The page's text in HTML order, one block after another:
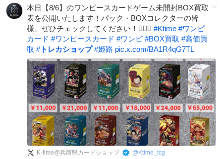
本日【8/6】のワンピースカードゲーム未開封BOX買取
表を公開いたします！パック・BOXコレクターの皆
様、ぜひチェックしてください！🏴‍☠️✨ #Ktime #ワンピ
カード #ワンピースカード #ワンピ #BOX買取 #高価買
取 #トレカショップ #姫路 pic.x.com/BA1R4qG7TL
K-time@兵庫県カードショップ @ Ktime_tcg